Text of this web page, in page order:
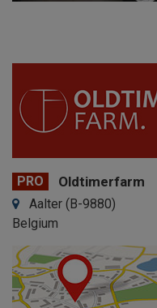
PRO Oldtimerfarm
Aalter (B-9880)
Belgium